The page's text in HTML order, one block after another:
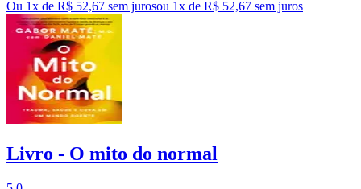
Ou 1x de R$ 52,67 sem jurosou 1x de R$ 52,67 sem juros
Livro - O mito do normal